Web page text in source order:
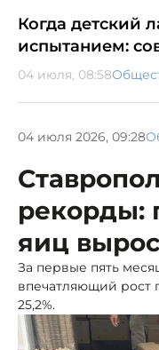
Когда детский
испытанием:
04 июля, 08:58
04 июля 2026, 09:28
рекорды:
яиц
За первые пять
впечатляющий рост
25,2%.